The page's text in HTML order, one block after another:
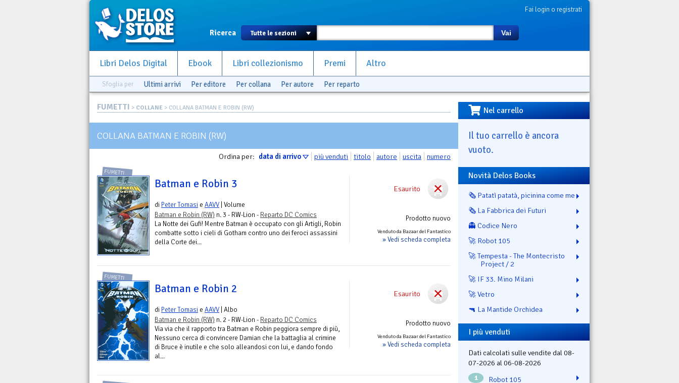
Fai login o registrati
Ricerca Vai
Libri Delos Digital Ebook Libri collezionismo Premi Altro
Sfoglia per Ultimi arrivi Per editore Per collana Per autore Per reparto
FUMETTI > COLLANE > COLLANA BATMAN E ROBIN (RW)
COLLANA BATMAN E ROBIN (RW)
Ordina per: data di arrivo più venduti titolo autore uscita numero
Esaurito
Prodotto nuovo
Venduto da Bazaar del Fantastico
» Vedi scheda completa
FUMETTI
Batman e Robin 3
di Peter Tomasi e AAVV | Volume
Batman e Robin (RW) n. 3 - RW-Lion - Reparto DC Comics
La Notte dei Gufi! Mentre Batman è occupato con gli Artigli, Robin
combatte sotto i cieli di Gotham contro uno dei feroci assassini
della Corte dei...
Esaurito
Prodotto nuovo
Venduto da Bazaar del Fantastico
» Vedi scheda completa
FUMETTI
Batman e Robin 2
di Peter Tomasi e AAVV | Albo
Batman e Robin (RW) n. 2 - RW-Lion - Reparto DC Comics
Via via che il rapporto tra Batman e Robin peggiora sempre di più,
Nessuno cerca di convincere Damian che la battaglia al crimine
di Bruce è inutile e che solo alleandosi con lui, e dando fondo
al...
Nel carrello
Il tuo carrello è ancora
vuoto.
Novità Delos Books
🗞️ Patatì patatà, picinina come me
🗞️ La Fabbrica dei Futuri
👻 Codice Nero
🚀 Robot 105
🚀 Tempesta - The Montecristo
Project / 2
🚀 IF 33. Mino Milani
🚀 Vetro
🔫 La Mantide Orchidea
I più venduti
Dati calcolati sulle vendite dal 08-
07-2026 al 06-08-2026
1 Robot 105